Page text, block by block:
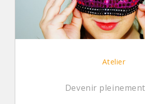
Atelier
Devenir